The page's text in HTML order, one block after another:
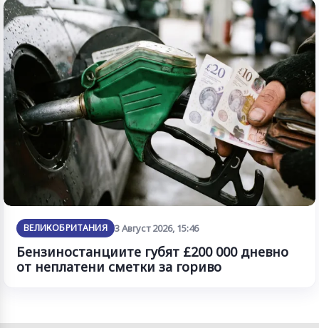
ВЕЛИКОБРИТАНИЯ 3 Август 2026, 15:46
Бензиностанциите губят £200 000 дневно
от неплатени сметки за гориво